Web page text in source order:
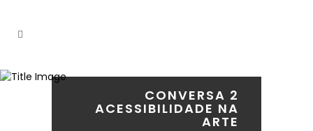
CONVERSA 2
ACESSIBILIDADE NA
ARTE